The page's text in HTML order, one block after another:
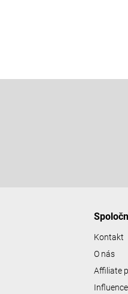
Kontakt
O nás
Affiliate